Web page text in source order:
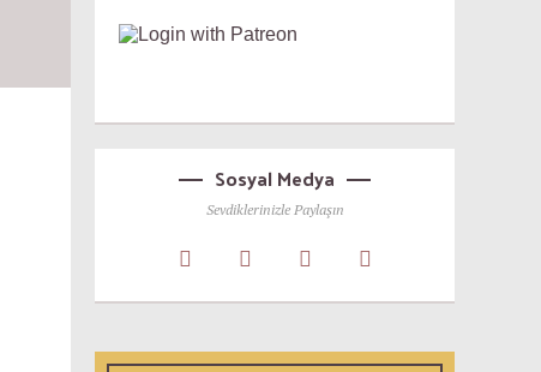
Sosyal Medya
Sevdiklerinizle Paylaşın